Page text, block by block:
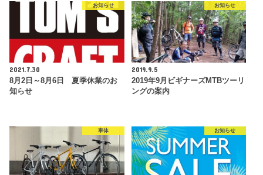
お知らせ
2021.7.30
8月2日～8月6日 夏季休業のお
知らせ
お知らせ
2019.9.5
2019年9月ビギナーズMTBツーリ
ングの案内
車体 お知らせ